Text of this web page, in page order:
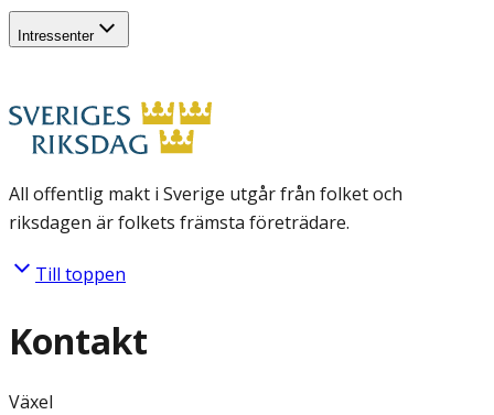
Intressenter
All offentlig makt i Sverige utgår från folket och
riksdagen är folkets främsta företrädare.
Till toppen
Kontakt
Växel